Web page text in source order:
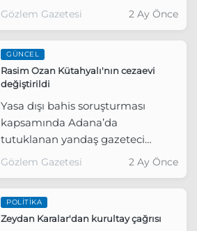
Anahtar Parti, Saadet Partisi,
Bağımsız Türkiye Partisi, Yeniden
Refah Partisi, Anavatan Partisi ve
Doğru Yol Partisi ziyarette
bulunacak.
Gözlem Gazetesi 2 Ay Önce
GÜNCEL
Rasim Ozan Kütahyalı'nın cezaevi
değiştirildi
Yasa dışı bahis soruşturması
kapsamında Adana’da
tutuklanan yandaş gazeteci
Rasim Ozan Kütahyalı’nın
Gözlem Gazetesi 2 Ay Önce
POLITIKA
Zeydan Karalar'dan kurultay çağrısı